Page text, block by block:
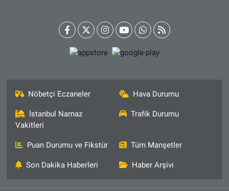
Nöbetçi Eczaneler Hava Durumu
İstanbul Namaz
Vakitleri
Trafik Durumu
Puan Durumu ve Fikstür Tüm Manşetler
Son Dakika Haberleri Haber Arşivi